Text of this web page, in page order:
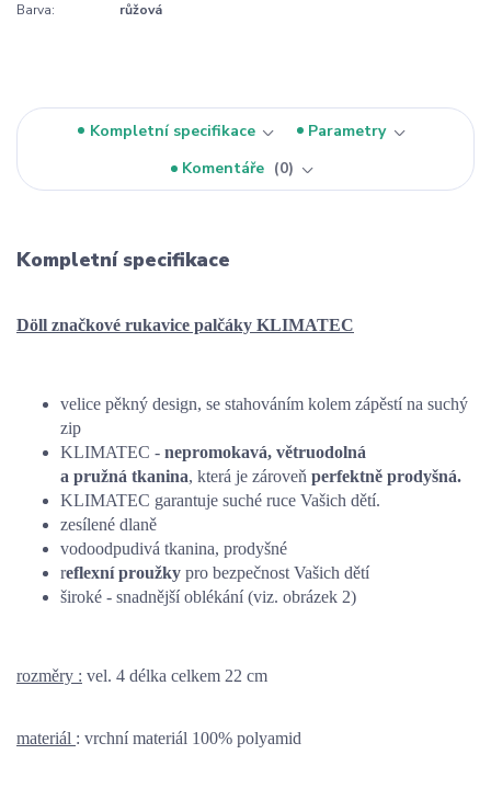
Barva: růžová
Kompletní specifikace
Parametry
Komentáře
0
Kompletní specifikace
Döll značkové rukavice palčáky KLIMATEC
velice pěkný design, se stahováním kolem zápěstí na suchý
zip
KLIMATEC - nepromokavá, větruodolná
a pružná tkanina, která je zároveň perfektně prodyšná.
KLIMATEC garantuje suché ruce Vašich dětí.
zesílené dlaně
vodoodpudivá tkanina, prodyšné
reflexní proužky pro bezpečnost Vašich dětí
široké - snadnější oblékání (viz. obrázek 2)
rozměry : vel. 4 délka celkem 22 cm
materiál : vrchní materiál 100% polyamid